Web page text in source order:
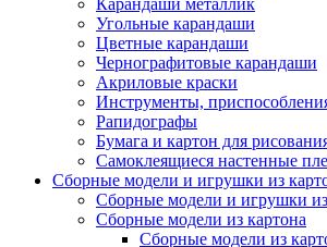
Карандаши металлик
Угольные карандаши
Цветные карандаши
Чернографитовые карандаши
Акриловые краски
Инструменты,
Рапидографы
Бумага и картон для
Самоклеящиеся настенные
Сборные модели и игрушки из
Сборные модели и игрушки из
Сборные модели из картона
Сборные модели из